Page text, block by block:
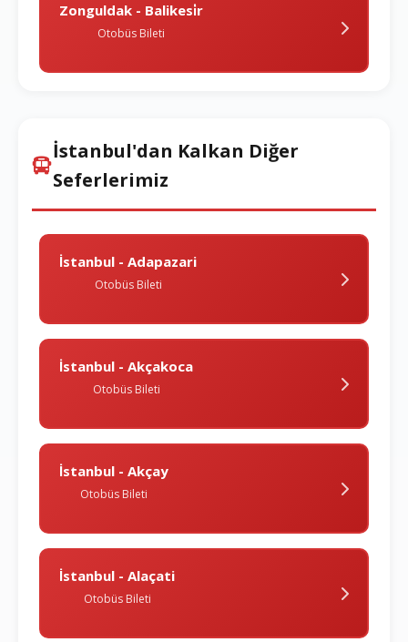
Zonguldak - Balikesi̇r
Otobüs Bileti
İstanbul'dan Kalkan Diğer
Seferlerimiz
İstanbul - Adapazari
Otobüs Bileti
İstanbul - Akçakoca
Otobüs Bileti
İstanbul - Akçay
Otobüs Bileti
İstanbul - Alaçati
Otobüs Bileti